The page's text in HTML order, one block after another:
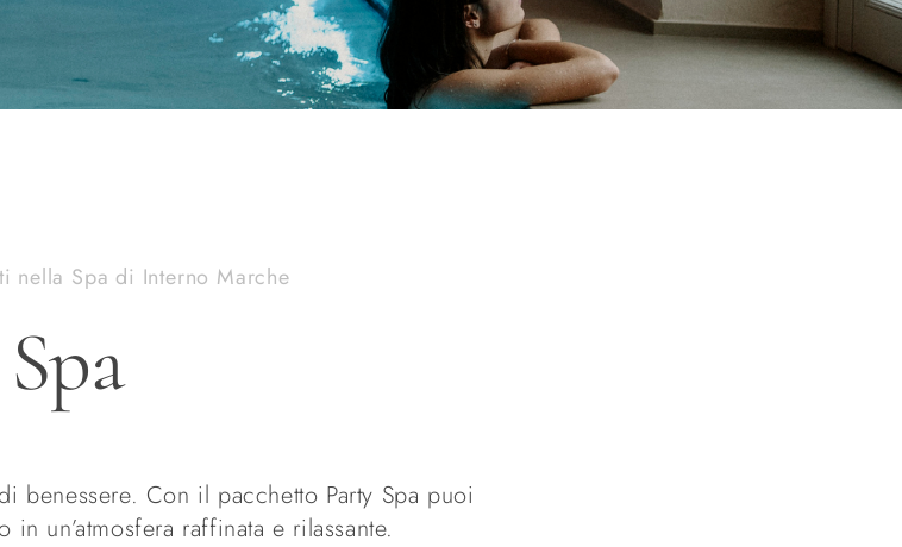
nella Spa di Interno Marche
benessere. Con il pacchetto Party Spa puoi
un’atmosfera raffinata e rilassante.